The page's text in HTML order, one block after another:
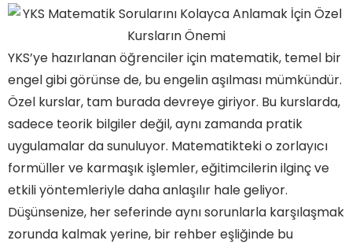
YKS’ye hazırlanan öğrenciler için matematik, temel bir
engel gibi görünse de, bu engelin aşılması mümkündür.
Özel kurslar, tam burada devreye giriyor. Bu kurslarda,
sadece teorik bilgiler değil, aynı zamanda pratik
uygulamalar da sunuluyor. Matematikteki o zorlayıcı
formüller ve karmaşık işlemler, eğitimcilerin ilginç ve
etkili yöntemleriyle daha anlaşılır hale geliyor.
Düşünsenize, her seferinde aynı sorunlarla karşılaşmak
zorunda kalmak yerine, bir rehber eşliğinde bu